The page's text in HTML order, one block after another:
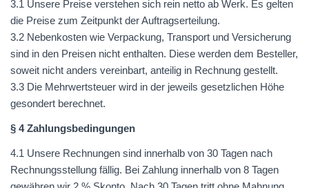
3.1 Unsere Preise verstehen sich rein netto ab Werk. Es gelten
die Preise zum Zeitpunkt der Auftragserteilung.
3.2 Nebenkosten wie Verpackung, Transport und Versicherung
sind in den Preisen nicht enthalten. Diese werden dem Besteller,
soweit nicht anders vereinbart, anteilig in Rechnung gestellt.
3.3 Die Mehrwertsteuer wird in der jeweils gesetzlichen Höhe
gesondert berechnet.
§ 4 Zahlungsbedingungen
4.1 Unsere Rechnungen sind innerhalb von 30 Tagen nach
Rechnungsstellung fällig. Bei Zahlung innerhalb von 8 Tagen